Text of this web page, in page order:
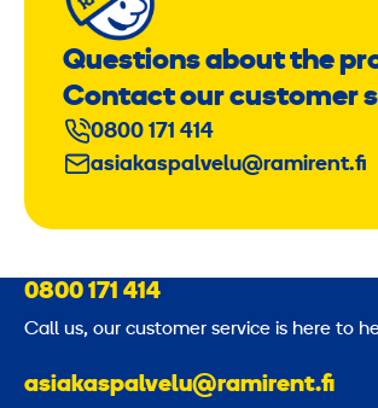
Questions about the
Contact our customer
0800 171 414
asiakaspalvelu@ramirent.fi
0800 171 414
Call us, our customer service is here to
asiakaspalvelu@ramirent.fi